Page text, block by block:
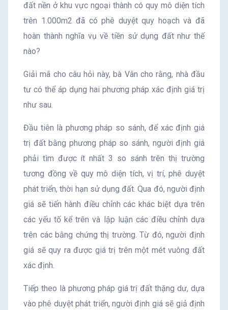
đất nền ở khu vực ngoại thành có quy mô diện tích
trên 1.000m2 đã có phê duyệt quy hoạch và đã
hoàn thành nghĩa vụ về tiền sử dụng đất như thế
nào?
Giải mã cho câu hỏi này, bà Vân cho rằng, nhà đầu
tư có thể áp dụng hai phương pháp xác định giá trị
như sau.
Đầu tiên là phương pháp so sánh, để xác định giá
trị đất bằng phương pháp so sánh, người định giá
phải tìm được ít nhất 3 so sánh trên thị trường
tương đồng về quy mô diện tích, vị trí, phê duyệt
phát triển, thời hạn sử dụng đất. Qua đó, người định
giá sẽ tiến hành điều chỉnh các khác biệt dựa trên
các yếu tố kể trên và lập luận các điều chỉnh dựa
trên các bằng chứng thị trường. Từ đó, người định
giá sẽ quy ra được giá trị trên một mét vuông đất
xác định.
Tiếp theo là phương pháp giá trị đất thặng dư, dựa
vào phê duyệt phát triển, người định giá sẽ giả định